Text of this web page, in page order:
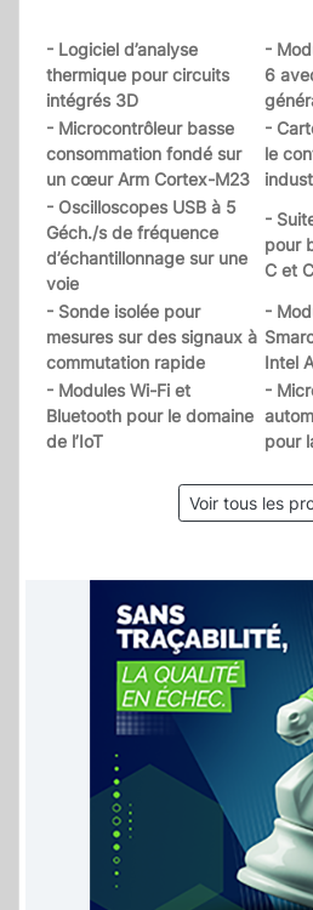
- Logiciel d’analyse
thermique pour circuits
intégrés 3D
-
6
- Microcontrôleur basse
consommation fondé sur
un cœur Arm Cortex-M23
-
le
- Oscilloscopes USB à 5
Géch./s de fréquence
d’échantillonnage sur une
voie
-
pour
C et
- Sonde isolée pour
mesures sur des signaux à
commutation rapide
-
Intel
- Modules Wi-Fi et
Bluetooth pour le domaine
de l’IoT
-
pour
Voir tous les